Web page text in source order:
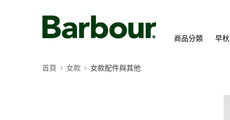
商品分類 早
首頁 女款 女款配件與其他